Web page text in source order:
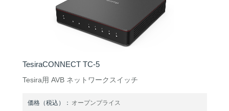
TesiraCONNECT TC-5
Tesira用 AVB ネットワークスイッチ
価格（税込）： オープンプライス